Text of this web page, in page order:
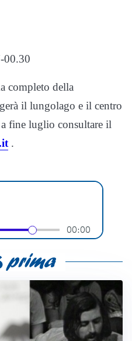
00.30
completo della
il lungolago e il centro
fine luglio consultare il
.